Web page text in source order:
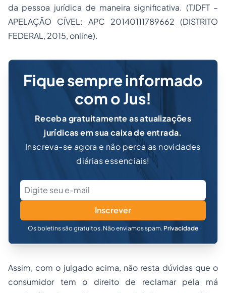
da pessoa jurídica de maneira significativa. (TJDFT –
APELAÇÃO CÍVEL: APC 20140111789662 (DISTRITO
FEDERAL, 2015, online).
Fique sempre informado
com o Jus!
Receba gratuitamente as atualizações
jurídicas em sua caixa de entrada.
Inscreva-se agora e não perca as novidades
diárias essenciais!
Inscrever
Os boletins são gratuitos. Não enviamos spam. Privacidade
Assim, com o julgado acima, não resta dúvidas que o
consumidor tem o direito de reclamar pela má